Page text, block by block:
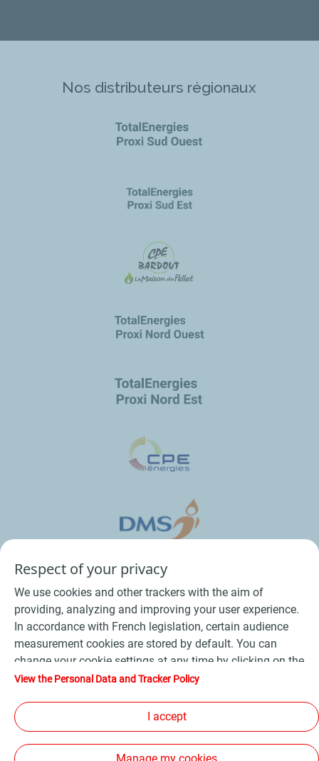
Nos distributeurs régionaux
Conditions Générales de Vente Bois
Conditions Générales d’Utilisation
Cookies - Plan du site -
Respect of your privacy
We use cookies and other trackers with the aim of
providing, analyzing and improving your user experience.
In accordance with French legislation, certain audience
measurement cookies are stored by default. You can
change your cookie settings at any time by clicking on the
"Manage my cookies" button. By clicking on the "Accept"
device. If you click on "Decline", only the technical cookies
required for the site to function correctly will be used. For
more information, refer to the "Personal Data and Tracker
View the Personal Data and Tracker Policy
I accept